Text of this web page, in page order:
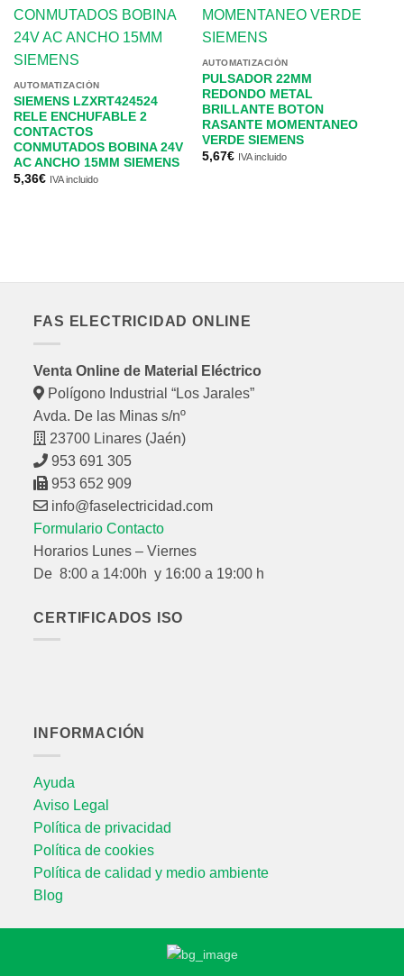
AUTOMATIZACIÓN
SIEMENS LZXRT424524
RELE ENCHUFABLE 2
CONTACTOS
CONMUTADOS BOBINA 24V
AC ANCHO 15MM SIEMENS
5,36€ IVA incluido
AUTOMATIZACIÓN
PULSADOR 22MM
REDONDO METAL
BRILLANTE BOTON
RASANTE MOMENTANEO
VERDE SIEMENS
5,67€ IVA incluido
FAS ELECTRICIDAD ONLINE
Venta Online de Material Eléctrico
Polígono Industrial “Los Jarales”
Avda. De las Minas s/nº
23700 Linares (Jaén)
953 691 305
953 652 909
info@faselectricidad.com
Formulario Contacto
Horarios Lunes – Viernes
De 8:00 a 14:00h y 16:00 a 19:00 h
CERTIFICADOS ISO
INFORMACIÓN
Ayuda
Aviso Legal
Política de privacidad
Política de cookies
Política de calidad y medio ambiente
Blog